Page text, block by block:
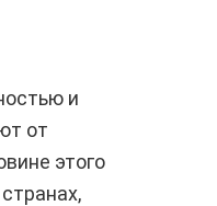
и
от
этого